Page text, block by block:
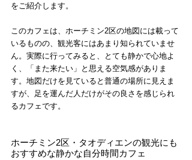
をご紹介します。
このカフェは、ホーチミン2区の地図には載って
いるものの、観光客にはあまり知られていませ
ん。実際に行ってみると、とても静かで心地よ
く、「また来たい」と思える空気感がありま
す。地図だけを見ていると普通の場所に見えま
すが、足を運んだ人だけがその良さを感じられ
るカフェです。
ホーチミン2区・タオディエンの観光にも
おすすめな静かな自分時間カフェ